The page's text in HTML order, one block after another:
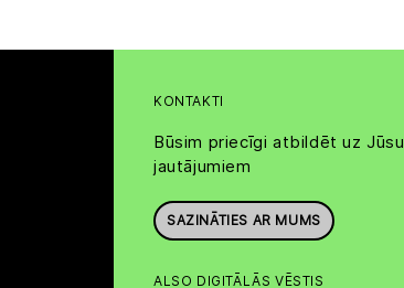
KONTAKTI
Būsim priecīgi atbildēt uz Jūsu
jautājumiem
SAZINĀTIES AR MUMS
ALSO DIGITĀLĀS VĒSTIS